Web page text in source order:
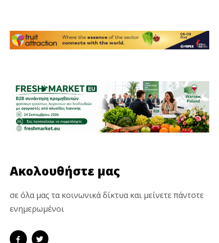
Ακολουθήστε μας
σε όλα μας τα κοινωνικά δίκτυα και μείνετε πάντοτε
ενημερωμένοι